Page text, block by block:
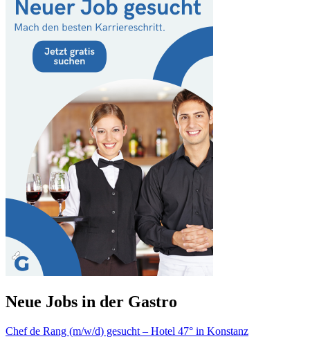
Neue Jobs in der Gastro
Chef de Rang (m/w/d) gesucht – Hotel 47° in Konstanz